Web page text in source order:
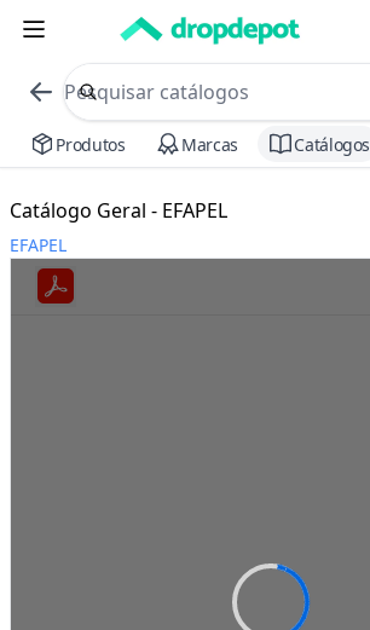
commerce search no header
Procurar
Produtos Marcas Catálogos
Catálogo Geral - EFAPEL
EFAPEL